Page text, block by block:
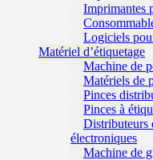
Imprimantes
Logiciels
Matériel d’étiquetage
Machine de
Matériels de
Pinces
Pinces à
Distributeurs
électroniques
Machine de